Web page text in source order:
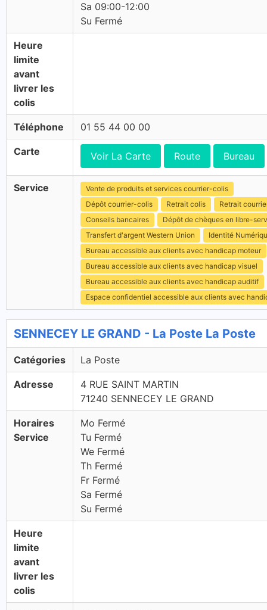
Sa 09:00-12:00
Su Fermé
Heure
limite
avant
livrer les
colis
Téléphone 01 55 44 00 00
Carte Voir La Carte Route Bureau
Service
Vente de produits et services courrier-colis
Dépôt courrier-colis
Retrait colis
Retrait
Conseils bancaires
Dépôt de chèques en libre-
Transfert d'argent Western Union
Identité
Bureau accessible aux clients avec handicap moteur
Bureau accessible aux clients avec handicap visuel
Bureau accessible aux clients avec handicap auditif
Espace confidentiel accessible aux clients avec
SENNECEY LE GRAND - La Poste La Poste
Catégories La Poste
Adresse
4 RUE SAINT MARTIN
71240 SENNECEY LE GRAND
Horaires
Service
Mo Fermé
Tu Fermé
We Fermé
Th Fermé
Fr Fermé
Sa Fermé
Su Fermé
Heure
limite
avant
livrer les
colis